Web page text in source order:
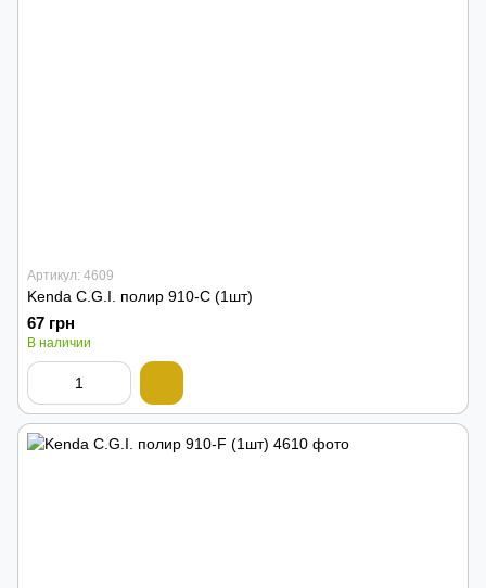
Артикул: 4609
Kenda C.G.I. полир 910-C (1шт)
67 грн
В наличии